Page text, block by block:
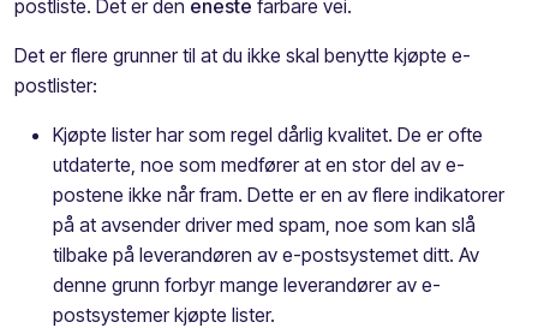
postliste. Det er den eneste farbare vei.
Det er flere grunner til at du ikke skal benytte kjøpte e-
postlister:
Kjøpte lister har som regel dårlig kvalitet. De er ofte
utdaterte, noe som medfører at en stor del av e-
postene ikke når fram. Dette er en av flere indikatorer
på at avsender driver med spam, noe som kan slå
tilbake på leverandøren av e-postsystemet ditt. Av
denne grunn forbyr mange leverandører av e-
postsystemer kjøpte lister.